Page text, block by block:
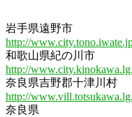
岩手県遠野市
http://
和歌山県紀の川市
http://
奈良県吉野郡十津川村
http://
奈良県